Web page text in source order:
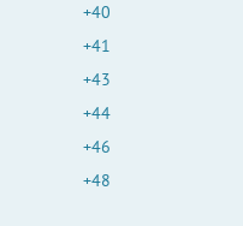
+40
+41
+43
+44
+46
+48